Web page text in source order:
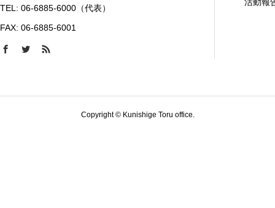
TEL: 06-6885-6000（代表）
FAX: 06-6885-6001
Copyright © Kunishige Toru office.